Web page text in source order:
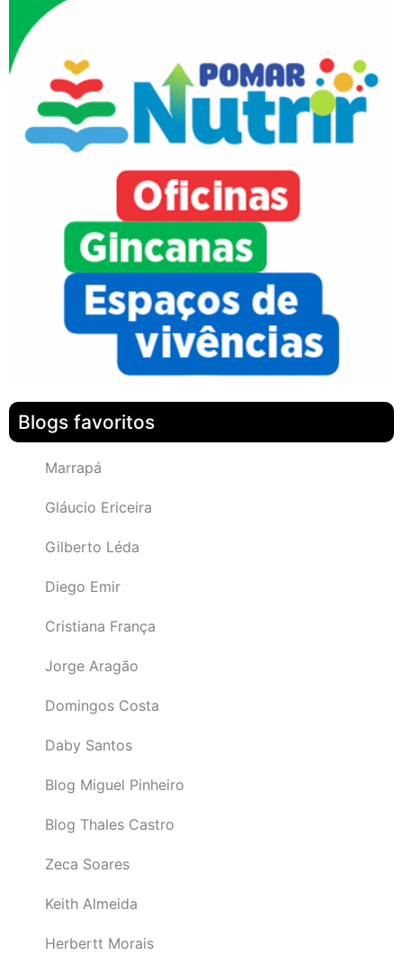
Blogs favoritos
Marrapá
Gláucio Ericeira
Gilberto Léda
Diego Emir
Cristiana França
Jorge Aragão
Domingos Costa
Daby Santos
Blog Miguel Pinheiro
Blog Thales Castro
Zeca Soares
Keith Almeida
Herbertt Morais